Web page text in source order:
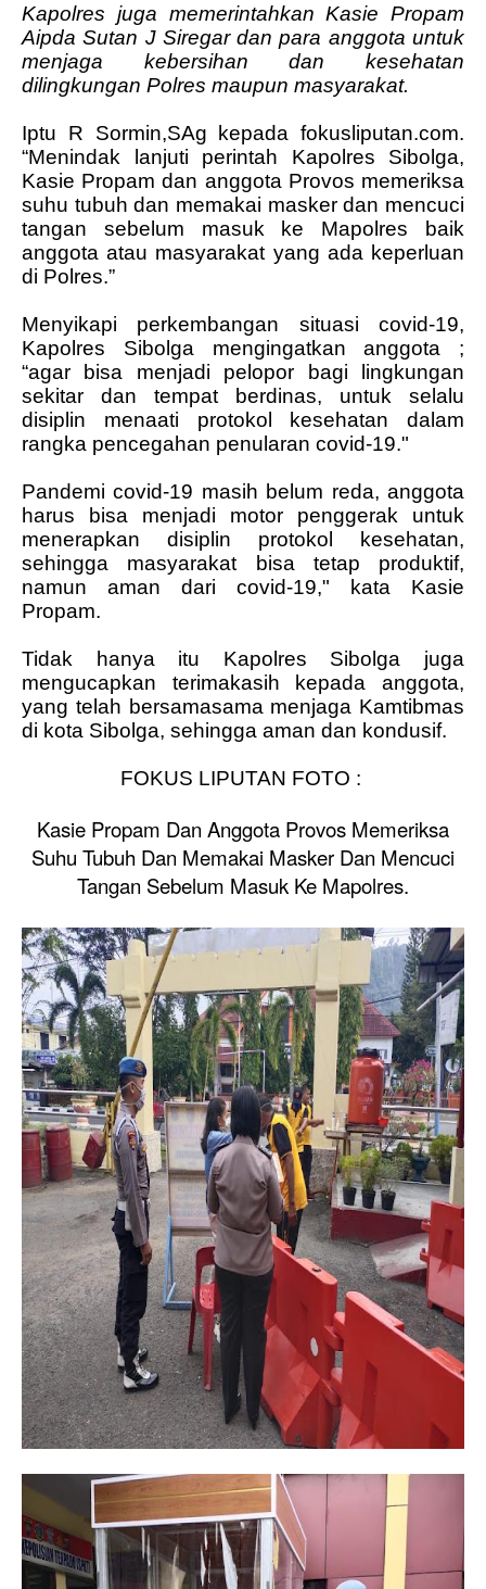
Kapolres juga memerintahkan Kasie Propam
Aipda Sutan J Siregar dan para anggota untuk
menjaga kebersihan dan kesehatan
dilingkungan Polres maupun masyarakat.
Iptu R Sormin,SAg kepada fokusliputan.com.
“Menindak lanjuti perintah Kapolres Sibolga,
Kasie Propam dan anggota Provos memeriksa
suhu tubuh dan memakai masker dan mencuci
tangan sebelum masuk ke Mapolres baik
anggota atau masyarakat yang ada keperluan
di Polres.”
Menyikapi perkembangan situasi covid-19,
Kapolres Sibolga mengingatkan anggota ;
“agar bisa menjadi pelopor bagi lingkungan
sekitar dan tempat berdinas, untuk selalu
disiplin menaati protokol kesehatan dalam
rangka pencegahan penularan covid-19."
Pandemi covid-19 masih belum reda, anggota
harus bisa menjadi motor penggerak untuk
menerapkan disiplin protokol kesehatan,
sehingga masyarakat bisa tetap produktif,
namun aman dari covid-19," kata Kasie
Propam.
Tidak hanya itu Kapolres Sibolga juga
mengucapkan terimakasih kepada anggota,
yang telah bersamasama menjaga Kamtibmas
di kota Sibolga, sehingga aman dan kondusif.
FOKUS LIPUTAN FOTO :
Kasie Propam Dan Anggota Provos Memeriksa
Suhu Tubuh Dan Memakai Masker Dan Mencuci
Tangan Sebelum Masuk Ke Mapolres.